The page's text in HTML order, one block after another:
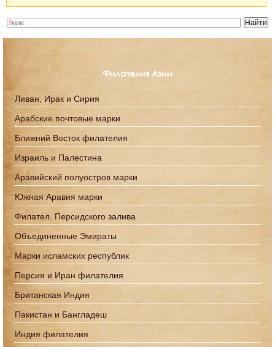
Филателия Азии
Ливан, Ирак и Сирия
Арабские почтовые марки
Ближний Восток филателия
Израиль и Палестина
Аравийский полуостров марки
Южная Аравия марки
Филател. Персидского залива
Объединенные Эмираты
Марки исламских республик
Персия и Иран филателия
Британская Индия
Пакистан и Бангладеш
Индия филателия